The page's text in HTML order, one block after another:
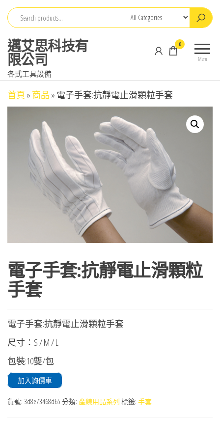
Skip
content
邁艾思科技有
限公司
各式工具設備
Menu
0
首頁 » 商品 » 電子手套:抗靜電止滑顆粒手套
電子手套:抗靜電止滑顆粒
手套
電子手套:抗靜電止滑顆粒手套
尺寸：S / M / L
包裝:10雙/包
加入詢價車
貨號: 3d8e73468d65 分類: 產線用品系列 標籤: 手套